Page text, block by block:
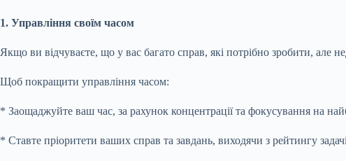
1. Управління своїм часом
Якщо ви відчуваєте, що у вас багато справ, які потрібно зробити, але
Щоб покращити управління часом:
* Заощаджуйте ваш час, за рахунок концентрації та фокусування на
* Ставте пріоритети ваших справ та завдань, виходячи з рейтингу